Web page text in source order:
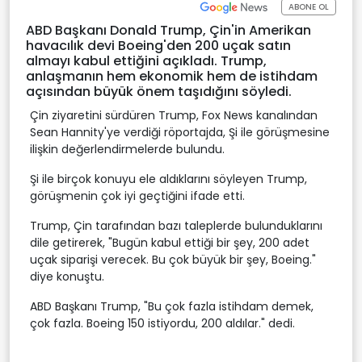
ABONE OL
ABD Başkanı Donald Trump, Çin'in Amerikan
havacılık devi Boeing'den 200 uçak satın
almayı kabul ettiğini açıkladı. Trump,
anlaşmanın hem ekonomik hem de istihdam
açısından büyük önem taşıdığını söyledi.
Çin ziyaretini sürdüren Trump, Fox News kanalından
Sean Hannity'ye verdiği röportajda, Şi ile görüşmesine
ilişkin değerlendirmelerde bulundu.
Şi ile birçok konuyu ele aldıklarını söyleyen Trump,
görüşmenin çok iyi geçtiğini ifade etti.
Trump, Çin tarafından bazı taleplerde bulunduklarını
dile getirerek, "Bugün kabul ettiği bir şey, 200 adet
uçak siparişi verecek. Bu çok büyük bir şey, Boeing."
diye konuştu.
ABD Başkanı Trump, "Bu çok fazla istihdam demek,
çok fazla. Boeing 150 istiyordu, 200 aldılar." dedi.